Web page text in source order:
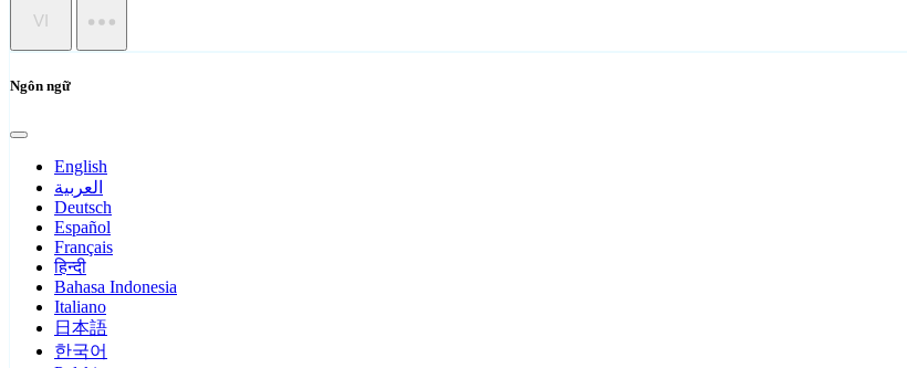
VI
Ngôn ngữ
English
العربية
Deutsch
Español
Français
हिन्दी
Bahasa Indonesia
Italiano
日本語
한국어